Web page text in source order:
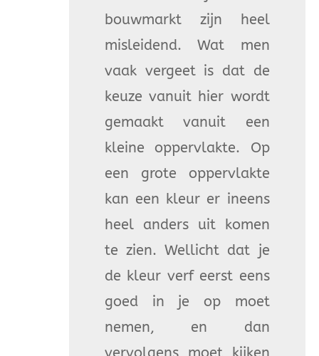
bouwmarkt zijn heel
misleidend. Wat men
vaak vergeet is dat de
keuze vanuit hier wordt
gemaakt vanuit een
kleine oppervlakte. Op
een grote oppervlakte
kan een kleur er ineens
heel anders uit komen
te zien. Wellicht dat je
de kleur verf eerst eens
goed in je op moet
nemen, en dan
vervolgens moet kijken